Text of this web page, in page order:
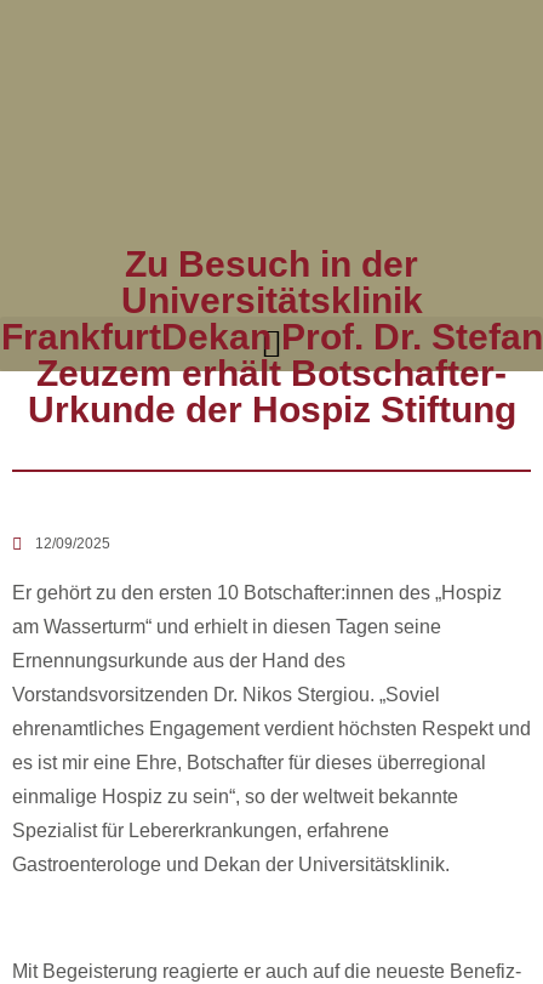
Zu Besuch in der
Universitätsklinik
FrankfurtDekan Prof. Dr. Stefan
Zeuzem erhält Botschafter-
Urkunde der Hospiz Stiftung
12/09/2025
Er gehört zu den ersten 10 Botschafter:innen des „Hospiz
am Wasserturm“ und erhielt in diesen Tagen seine
Ernennungsurkunde aus der Hand des
Vorstandsvorsitzenden Dr. Nikos Stergiou. „Soviel
ehrenamtliches Engagement verdient höchsten Respekt und
es ist mir eine Ehre, Botschafter für dieses überregional
einmalige Hospiz zu sein“, so der weltweit bekannte
Spezialist für Lebererkrankungen, erfahrene
Gastroenterologe und Dekan der Universitätsklinik.
Mit Begeisterung reagierte er auch auf die neueste Benefiz-